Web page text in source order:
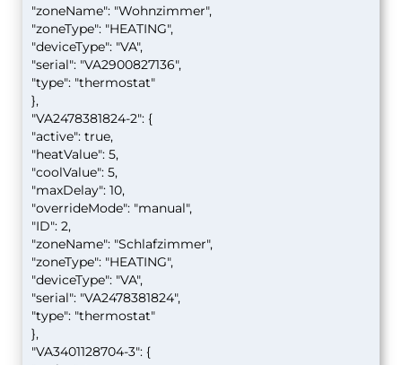
"zoneName": "Wohnzimmer",
"zoneType": "HEATING",
"deviceType": "VA",
"serial": "VA2900827136",
"type": "thermostat"
},
"VA2478381824-2": {
"active": true,
"heatValue": 5,
"coolValue": 5,
"maxDelay": 10,
"overrideMode": "manual",
"ID": 2,
"zoneName": "Schlafzimmer",
"zoneType": "HEATING",
"deviceType": "VA",
"serial": "VA2478381824",
"type": "thermostat"
},
"VA3401128704-3": {